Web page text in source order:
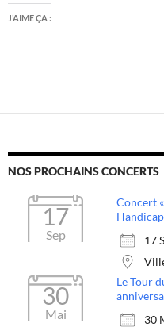
J’AIME ÇA :
NOS PROCHAINS CONCERTS
17
Sep
Concert
17
30
Mai
Le Tour
30